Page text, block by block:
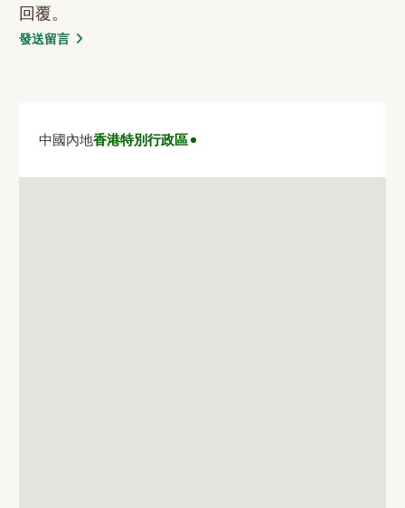
會員尊享
回覆。
發送留言
中國內地香港特別行政區